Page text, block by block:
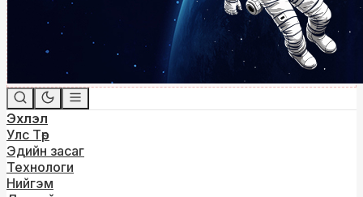
Эхлэл
Улс Төр
Эдийн засаг
Технологи
Нийгэм